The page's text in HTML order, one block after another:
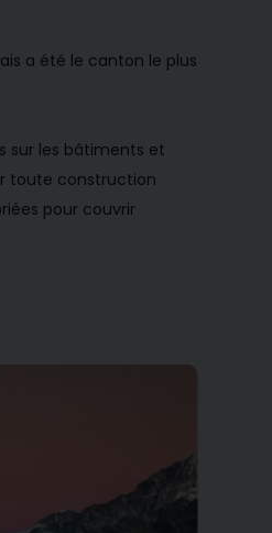
a été le canton le plus
sur les bâtiments et
toute construction
pour couvrir